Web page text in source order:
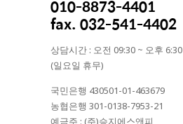
010-8873-4401
fax. 032-541-4402
상담시간 : 오전 09:30 ~ 오후 6:30
(일요일 휴무)
국민은행 430501-01-463679
농협은행 301-0138-7953-21
예금주 : (주)승지에스앤피